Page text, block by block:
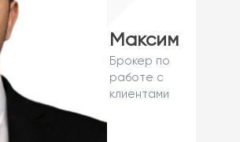
Максим
Брокер по
работе с
клиентами